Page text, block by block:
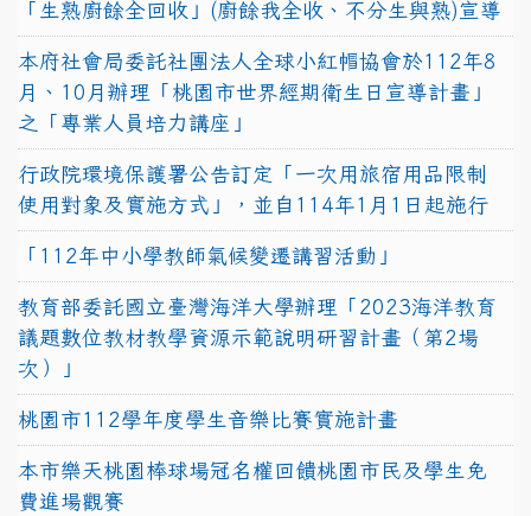
「生熟廚餘全回收」(廚餘我全收、不分生與熟)宣導
本府社會局委託社團法人全球小紅帽協會於112年8
月、10月辦理「桃園市世界經期衛生日宣導計畫」
之「專業人員培力講座」
行政院環境保護署公告訂定「一次用旅宿用品限制
使用對象及實施方式」，並自114年1月1日起施行
「112年中小學教師氣候變遷講習活動」
教育部委託國立臺灣海洋大學辦理「2023海洋教育
議題數位教材教學資源示範說明研習計畫（第2場
次）」
桃園市112學年度學生音樂比賽實施計畫
本市樂天桃園棒球場冠名權回饋桃園市民及學生免
費進場觀賽